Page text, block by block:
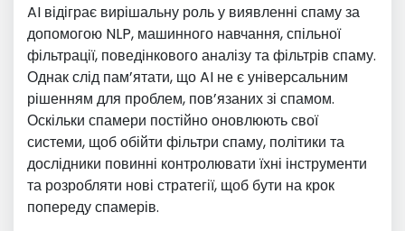
AI відіграє вирішальну роль у виявленні спаму за
допомогою NLP, машинного навчання, спільної
фільтрації, поведінкового аналізу та фільтрів спаму.
Однак слід пам’ятати, що AI не є універсальним
рішенням для проблем, пов’язаних зі спамом.
Оскільки спамери постійно оновлюють свої
системи, щоб обійти фільтри спаму, політики та
дослідники повинні контролювати їхні інструменти
та розробляти нові стратегії, щоб бути на крок
попереду спамерів.